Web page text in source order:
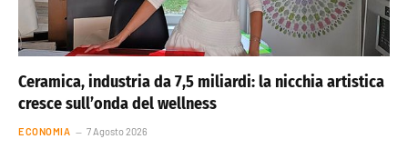
Ceramica, industria da 7,5 miliardi: la nicchia artistica
cresce sull’onda del wellness
ECONOMIA 7 Agosto 2026